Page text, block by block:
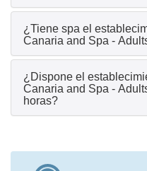
¿Tiene spa el
Canaria and Spa -
¿Dispone el
Canaria and Spa -
horas?